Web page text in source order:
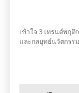
เข้าใจ 3 เทรนด์พฤ
และกลยุทธ์นวัตกรร